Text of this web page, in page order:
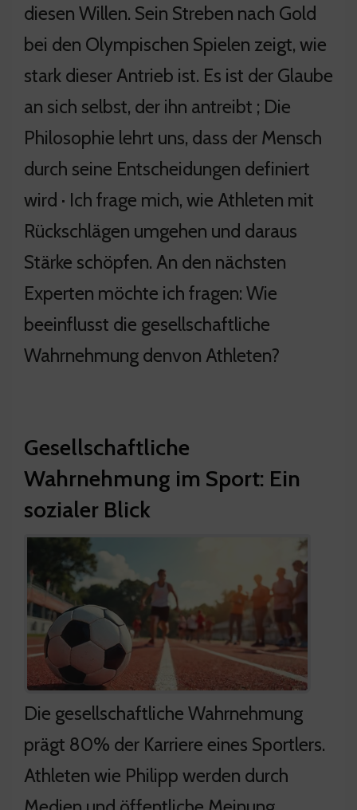
diesen Willen. Sein Streben nach Gold
bei den Olympischen Spielen zeigt, wie
stark dieser Antrieb ist. Es ist der Glaube
an sich selbst, der ihn antreibt ; Die
Philosophie lehrt uns, dass der Mensch
durch seine Entscheidungen definiert
wird · Ich frage mich, wie Athleten mit
Rückschlägen umgehen und daraus
Stärke schöpfen. An den nächsten
Experten möchte ich fragen: Wie
beeinflusst die gesellschaftliche
Wahrnehmung denvon Athleten?
Gesellschaftliche
Wahrnehmung im Sport: Ein
sozialer Blick
Die gesellschaftliche Wahrnehmung
prägt 80% der Karriere eines Sportlers.
Athleten wie Philipp werden durch